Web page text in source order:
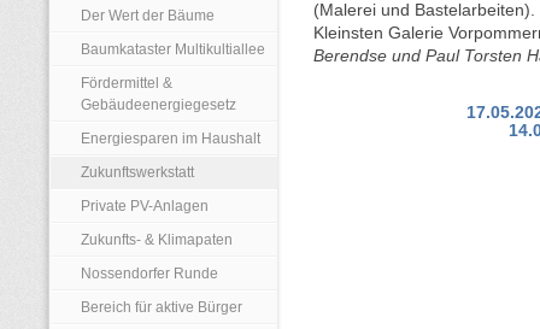
Der Wert der Bäume
Baumkataster Multikultiallee
Fördermittel &
Gebäudeenergiegesetz
Energiesparen im Haushalt
Zukunftswerkstatt
Private PV-Anlagen
Zukunfts- & Klimapaten
Nossendorfer Runde
Bereich für aktive Bürger
(Malerei und
Kleinsten Galerie
Berendse und Paul Torsten